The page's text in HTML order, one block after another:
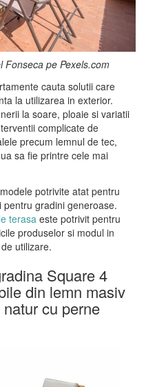
Fonseca pe Pexels.com
cauta solutii care
la utilizarea in exterior.
la soare, ploaie si variatii
complicate de
precum lemnul de tec,
sa fie printre cele mai
potrivite atat pentru
gradini generoase.
terasaeste potrivit pentru
produselor si modul in
utilizare.
Square 4
din lemn masiv
cu perne